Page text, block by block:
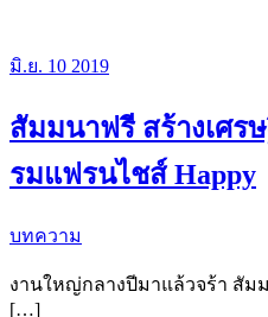
มิ.ย. 10 2019
สัมมนาฟรี สร้างเศร
รมแฟรนไชส์ Happy
บทความ
งานใหญ่กลางปีมาแล้วจร้า สัม
[…]